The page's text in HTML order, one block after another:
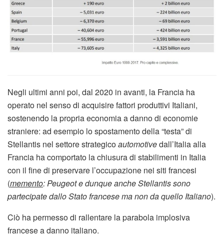
Negli ultimi anni poi, dal 2020 in avanti, la Francia ha
operato nel senso di acquisire fattori produttivi Italiani,
sostenendo la propria economia a danno di economie
straniere: ad esempio lo spostamento della “testa” di
Stellantis nel settore strategicoautomotivedall’Italia alla
Francia ha comportato la chiusura di stabilimenti in Italia
con il fine di preservare l’occupazione nei siti francesi
(memento: Peugeot e dunque anche Stellantis sono
partecipate dallo Stato francese ma non da quello Italiano).
Ciò ha permesso di rallentare la parabola implosiva
francese a danno italiano.